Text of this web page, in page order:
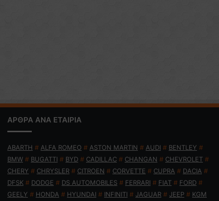
ΑΡΘΡΑ ΑΝΑ ΕΤΑΙΡΙΑ
ABARTH # ALFA ROMEO # ASTON MARTIN # AUDI # BENTLEY #
BMW # BUGATTI # BYD # CADILLAC # CHANGAN # CHEVROLET #
CHERY # CHRYSLER # CITROEN # CORVETTE # CUPRA # DACIA #
DFSK # DODGE # DS AUTOMOBILES # FERRARI # FIAT # FORD #
GEELY # HONDA # HYUNDAI # INFINITI # JAGUAR # JEEP # KGM